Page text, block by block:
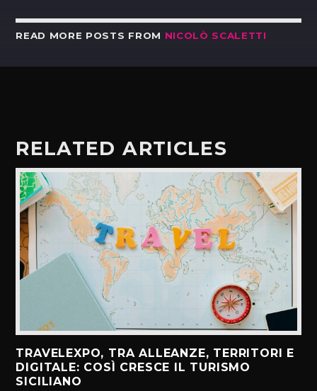
READ MORE POSTS FROM NICOLÒ SCALETTI
RELATED ARTICLES
TRAVELEXPO, TRA ALLEANZE, TERRITORI E
DIGITALE: COSÌ CRESCE IL TURISMO
SICILIANO